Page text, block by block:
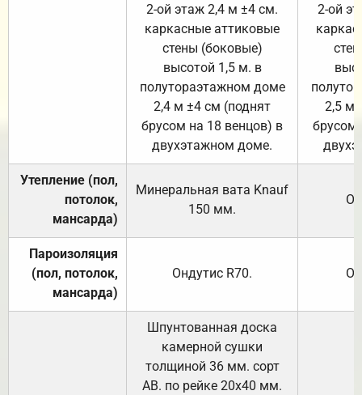
2-ой этаж 2,4 м ±4 см.
каркасные аттиковые
стены (боковые)
высотой 1,5 м. в
полутораэтажном доме
2,4 м ±4 см (поднят
брусом на 18 венцов) в
двухэтажном доме.
2-ой
2,5 м
брусом
Утепление (пол,
потолок,
мансарда)
Минеральная вата Knauf
150 мм.
Пароизоляция
(пол, потолок,
мансарда)
Ондутис R70.
Шпунтованная доска
камерной сушки
толщиной 36 мм. сорт
АВ. по рейке 20х40 мм.